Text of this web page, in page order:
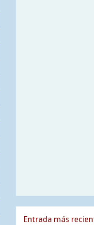
Entrada más